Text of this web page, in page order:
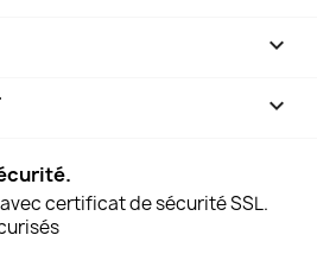
keyboard_arrow_down

certificat de sécurité SSL.